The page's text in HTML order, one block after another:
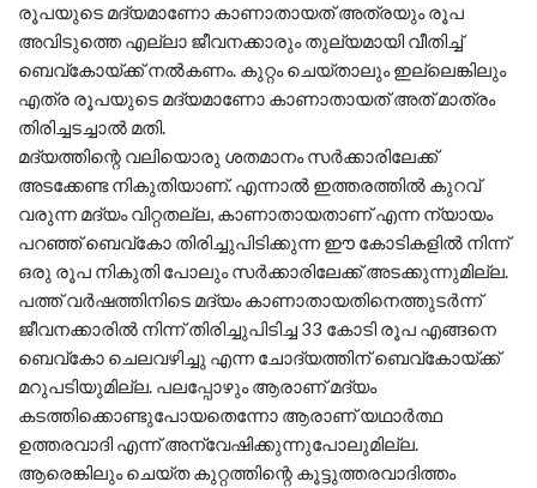
രൂപയുടെ മദ്യമാണോ കാണാതായത് അത്രയും രൂപ
അവിടുത്തെ എല്ലാ ജീവനക്കാരും തുല്യമായി വീതിച്ച്
ബെവ്‌കോയ്ക്ക് നല്‍കണം. കുറ്റം ചെയ്താലും ഇല്ലെങ്കിലും
എത്ര രൂപയുടെ മദ്യമാണോ കാണാതായത് അത് മാത്രം
തിരിച്ചടച്ചാല്‍ മതി.
മദ്യത്തിന്റെ വലിയൊരു ശതമാനം സര്‍ക്കാരിലേക്ക്
അടക്കേണ്ട നികുതിയാണ്. എന്നാല്‍ ഇത്തരത്തില്‍ കുറവ്
വരുന്ന മദ്യം വിറ്റതല്ല, കാണാതായതാണ് എന്ന ന്യായം
പറഞ്ഞ് ബെവ്‌കോ തിരിച്ചുപിടിക്കുന്ന ഈ കോടികളില്‍ നിന്ന്
ഒരു രൂപ നികുതി പോലും സര്‍ക്കാരിലേക്ക് അടക്കുന്നുമില്ല.
പത്ത് വര്‍ഷത്തിനിടെ മദ്യം കാണാതായതിനെത്തുടര്‍ന്ന്
ജീവനക്കാരില്‍ നിന്ന് തിരിച്ചുപിടിച്ച 33 കോടി രൂപ എങ്ങനെ
ബെവ്‌കോ ചെലവഴിച്ചു എന്ന ചോദ്യത്തിന് ബെവ്‌കോയ്ക്ക്
മറുപടിയുമില്ല. പലപ്പോഴും ആരാണ് മദ്യം
കടത്തിക്കൊണ്ടുപോയതെന്നോ ആരാണ് യഥാര്‍ത്ഥ
ഉത്തരവാദി എന്ന് അന്വേഷിക്കുന്നുപോലുമില്ല.
ആരെങ്കിലും ചെയ്ത കുറ്റത്തിന്റെ കൂട്ടുത്തരവാദിത്തം